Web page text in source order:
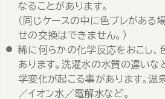
なることがあります。
（同じケースの中に色ブレがある
せの交換はできません。）
稀に何らかの化学反応をおこし、
あります。洗濯水の水質の違い
学変化が起こる事があります。温
／イオン水／電解水など。